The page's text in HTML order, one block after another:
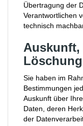
Übertragung der
Verantwortlichen
technisch
Löschung
Sie haben im
Bestimmungen
Auskunft über
Daten, deren
der